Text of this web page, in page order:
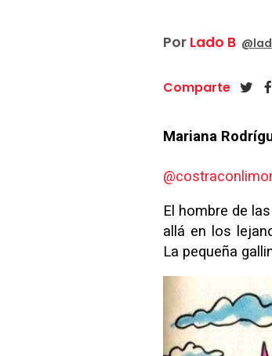
Por Lado B
Comparte
Mariana
El hombre de
allá en los
La pequeña